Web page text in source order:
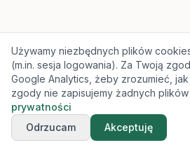
Używamy niezbędnych plików
(m.in. sesja logowania). Za Twoją
Google Analytics, żeby zrozumieć,
zgody nie zapisujemy żadnych
prywatności
Odrzucam
Akceptuję